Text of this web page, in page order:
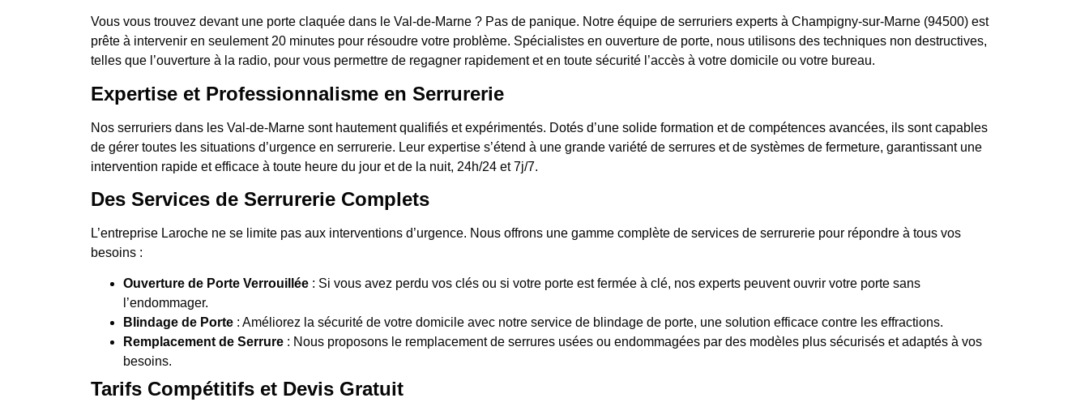
Vous vous trouvez devant une porte claquée dans le Val-de-Marne ? Pas de panique. Notre équipe de serruriers experts à Champigny-sur-Marne (94500) est
prête à intervenir en seulement 20 minutes pour résoudre votre problème. Spécialistes en ouverture de porte, nous utilisons des techniques non destructives,
telles que l’ouverture à la radio, pour vous permettre de regagner rapidement et en toute sécurité l’accès à votre domicile ou votre bureau.
Expertise et Professionnalisme en Serrurerie
Nos serruriers dans les Val-de-Marne sont hautement qualifiés et expérimentés. Dotés d’une solide formation et de compétences avancées, ils sont capables
de gérer toutes les situations d’urgence en serrurerie. Leur expertise s’étend à une grande variété de serrures et de systèmes de fermeture, garantissant une
intervention rapide et efficace à toute heure du jour et de la nuit, 24h/24 et 7j/7.
Des Services de Serrurerie Complets
L’entreprise Laroche ne se limite pas aux interventions d’urgence. Nous offrons une gamme complète de services de serrurerie pour répondre à tous vos
besoins :
Ouverture de Porte Verrouillée : Si vous avez perdu vos clés ou si votre porte est fermée à clé, nos experts peuvent ouvrir votre porte sans
l’endommager.
Blindage de Porte : Améliorez la sécurité de votre domicile avec notre service de blindage de porte, une solution efficace contre les effractions.
Remplacement de Serrure : Nous proposons le remplacement de serrures usées ou endommagées par des modèles plus sécurisés et adaptés à vos
besoins.
Tarifs Compétitifs et Devis Gratuit